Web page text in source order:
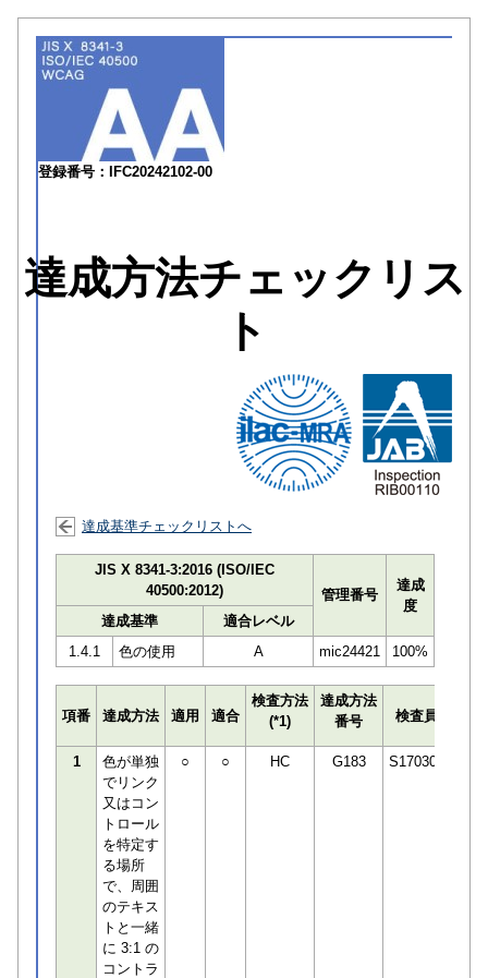
登録番号：IFC20242102-00
達成方法チェックリス
ト
達成基準チェックリストへ
JIS X 8341-3:2016 (ISO/IEC
40500:2012)
管理番号
達成
度
達成基準
適合レベル
1.4.1
色の使用 A mic24421 100%
項番 達成方法 適用 適合
検査方法
(*1)
達成方法
番号
検査員
1
色が単独
でリンク
又はコン
トロール
を特定す
る場所
で、周囲
のテキス
トと一緒
に 3:1 の
コントラ
○ ○ HC G183 S170306